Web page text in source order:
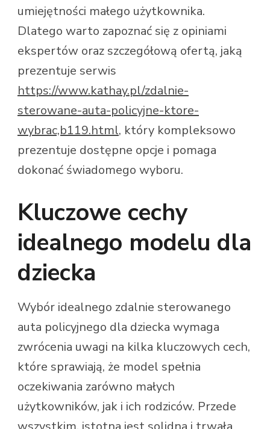
umiejętności małego użytkownika.
Dlatego warto zapoznać się z opiniami
ekspertów oraz szczegółową ofertą, jaką
prezentuje serwis
https://www.kathay.pl/zdalnie-
sterowane-auta-policyjne-ktore-
wybrac,b119.html, który kompleksowo
prezentuje dostępne opcje i pomaga
dokonać świadomego wyboru.
Kluczowe cechy
idealnego modelu dla
dziecka
Wybór idealnego zdalnie sterowanego
auta policyjnego dla dziecka wymaga
zwrócenia uwagi na kilka kluczowych cech,
które sprawiają, że model spełnia
oczekiwania zarówno małych
użytkowników, jak i ich rodziców. Przede